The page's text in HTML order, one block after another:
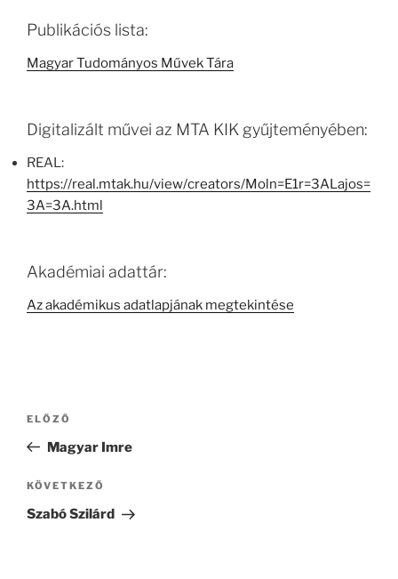
Publikációs lista:
Magyar Tudományos Művek Tára
Digitalizált művei az MTA KIK gyűjteményében:
REAL:
https://real.mtak.hu/view/creators/Moln=E1r=3ALajos=
3A=3A.html
Akadémiai adattár:
Az akadémikus adatlapjának megtekintése
Bejegyzés
Korábbi
bejegyzés
ELŐZŐ
Magyar Imre
Következő
bejegyzés
KÖVETKEZŐ
Szabó Szilárd